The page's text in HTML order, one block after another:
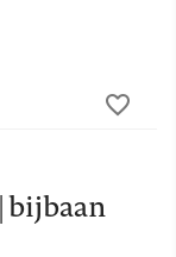
bijbaan